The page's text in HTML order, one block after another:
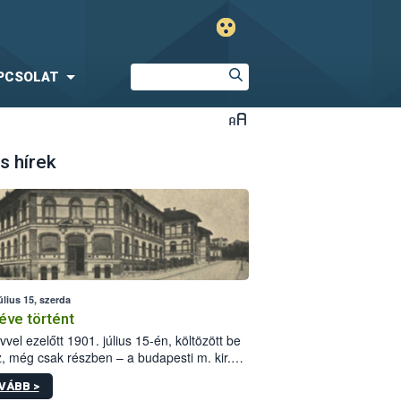
hírek
15, szerda
történt
ezelőtt 1901. július 15-én, költözött be
még csak részben – a budapesti m. kir.
állomás a Kis Rókus utca
alatti, Czigler Győző által tervezett új
>